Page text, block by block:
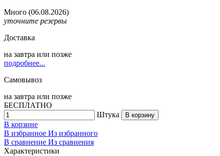
Много (06.08.2026)
уточните резервы
Доставка
на завтра или позже
подробнее...
Самовывоз
на завтра или позже
БЕСПЛАТНО
Штука
В корзину
В корзине
В избранное Из избранного
В сравнение Из сравнения
Характеристики